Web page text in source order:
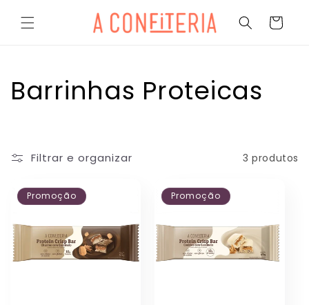
para o
conteúdo
Carrinho
C
l
e
ç
ã
Barrinhas Proteicas
Filtrar e organizar 3 produtos
Promoção Promoção